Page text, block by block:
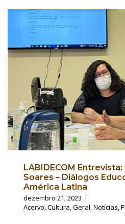
LABIDECOM
Soares – Diálogos
América Latina
dezembro 21, 2023
Acervo,Cultura,Geral,Notícias,